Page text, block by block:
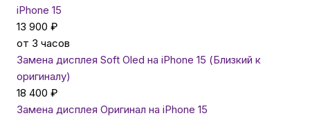
iPhone 15
13 900 ₽
от 3 часов
Замена дисплея Soft Oled на iPhone 15 (Близкий к
оригиналу)
18 400 ₽
Замена дисплея Оригинал на iPhone 15